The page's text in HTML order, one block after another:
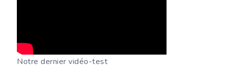
Notre dernier vidéo-test